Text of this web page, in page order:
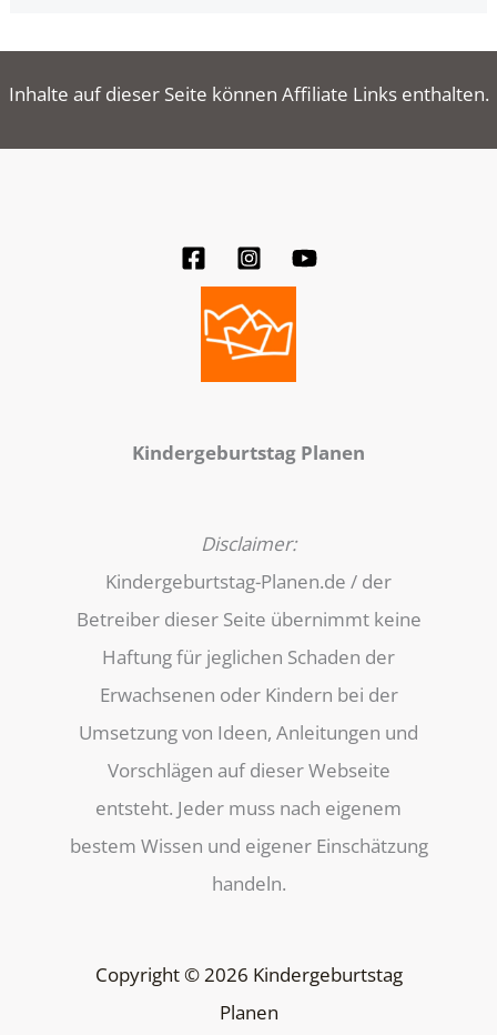
Inhalte auf dieser Seite können Affiliate Links enthalten.
Kindergeburtstag Planen
Disclaimer:
Kindergeburtstag-Planen.de / der
Betreiber dieser Seite übernimmt keine
Haftung für jeglichen Schaden der
Erwachsenen oder Kindern bei der
Umsetzung von Ideen, Anleitungen und
Vorschlägen auf dieser Webseite
entsteht. Jeder muss nach eigenem
bestem Wissen und eigener Einschätzung
handeln.
Copyright © 2026 Kindergeburtstag
Planen